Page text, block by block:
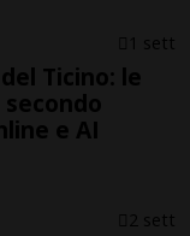
1 sett
Ticino: le
e AI
2 sett